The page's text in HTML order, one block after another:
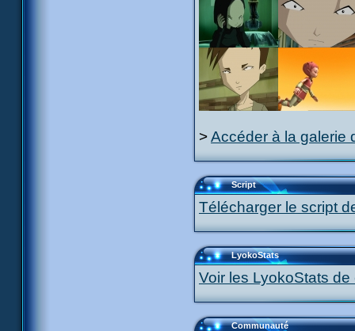
>Accéder à la galerie
Script
Télécharger le script
LyokoStats
Voir les LyokoStats
Communauté